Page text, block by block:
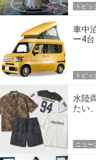
トピッ
車中
ー4
トピッ
水陸
たい
ニュー